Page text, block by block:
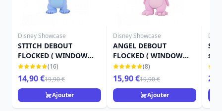
Disney Showcase
STITCH DEBOUT
FLOCKED ( WINDOW
BOX ) - DISNEY
SHOWCASE
(16)
14,90 €19,90 €
Ajouter
Disney Showcase
ANGEL DEBOUT
FLOCKED ( WINDOW
BOX ) - LILO ET STITCH
(8)
15,90 €19,90 €
Ajouter